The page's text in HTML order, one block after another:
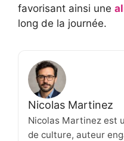
favorisant ainsi une
long de la journée.
Nicolas Martinez
Nicolas Martinez est
de culture, auteur